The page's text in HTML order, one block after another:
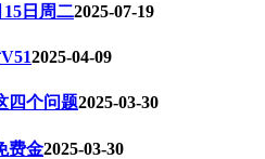
日周二2025-07-19
2025-04-09
四个问题2025-03-30
费金2025-03-30